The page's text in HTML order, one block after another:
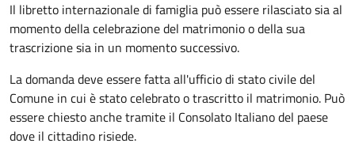
Il libretto internazionale di famiglia può essere rilasciato sia al
momento della celebrazione del matrimonio o della sua
trascrizione sia in un momento successivo.
La domanda deve essere fatta all'ufficio di stato civile del
Comune in cui è stato celebrato o trascritto il matrimonio. Può
essere chiesto anche tramite il Consolato Italiano del paese
dove il cittadino risiede.